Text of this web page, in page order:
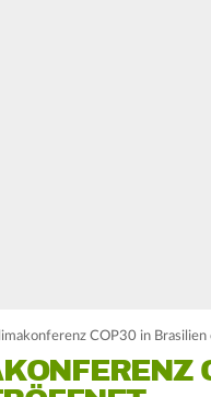
COP30 in